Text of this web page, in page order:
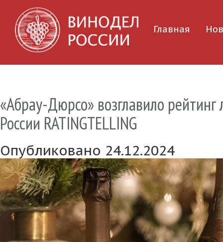
Главная
«Абрау-Дюрсо» возглавило
России RATINGTELLING
Опубликовано 24.12.2024